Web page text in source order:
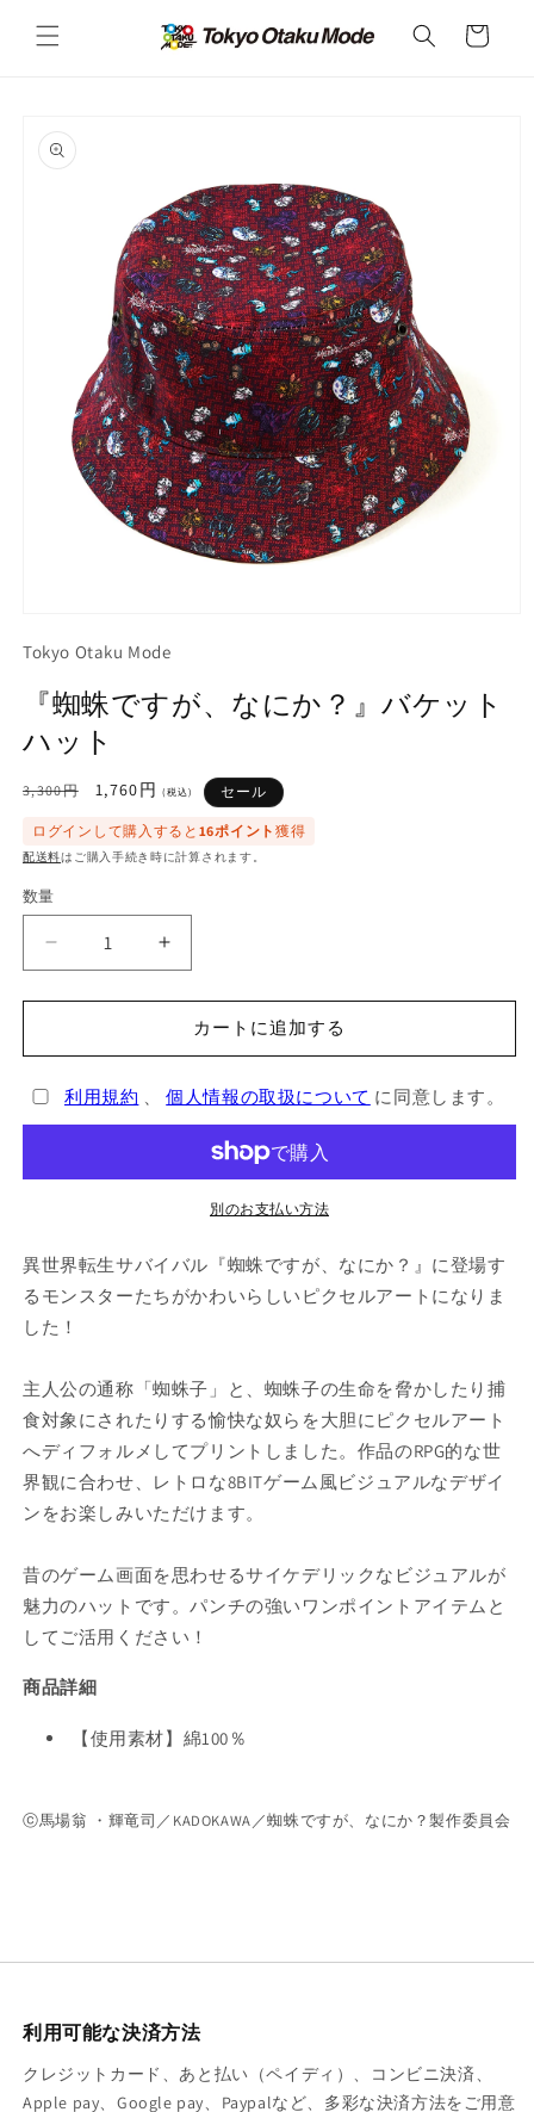
ンツに
進む
ー
報にス
キップ
ー
デ
ア
を
開
Tokyo Otaku Mode
『蜘蛛ですが、なにか？』バケット
ハット
通
価
格
3,300円
セ
ル
価
1,760円(税込) セール
ログインして購入すると 16ポイント 獲得
配送料はご購入手続き時に計算されます。
数量
な
に
バ
ト
ハ
ッ
の
数
量
を
減
ら
『蜘
な
に
か？』
バ
ト
ハ
の
数
量
を
増
や
カートに追加する
利用規約 、個人情報の取扱について に同意します。
別のお支払い方法
異世界転生サバイバル『蜘蛛ですが、なにか？』に登場す
るモンスターたちがかわいらしいピクセルアートになりま
した！
主人公の通称「蜘蛛子」と、蜘蛛子の生命を脅かしたり捕
食対象にされたりする愉快な奴らを大胆にピクセルアート
へディフォルメしてプリントしました。作品のRPG的な世
界観に合わせ、レトロな8BITゲーム風ビジュアルなデザイ
ンをお楽しみいただけます。
昔のゲーム画面を思わせるサイケデリックなビジュアルが
魅力のハットです。パンチの強いワンポイントアイテムと
してご活用ください！
商品詳細
【使用素材】綿100％
ⓒ馬場翁 ・輝竜司／KADOKAWA／蜘蛛ですが、なにか？製作委員会
利用可能な決済方法
クレジットカード、あと払い（ペイディ）、コンビニ決済、
Apple pay、Google pay、Paypalなど、多彩な決済方法をご用意